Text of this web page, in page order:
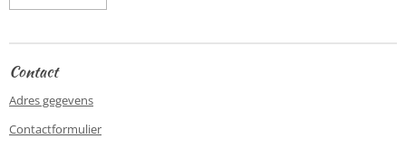
Contact
Adres gegevens
Contactformulier